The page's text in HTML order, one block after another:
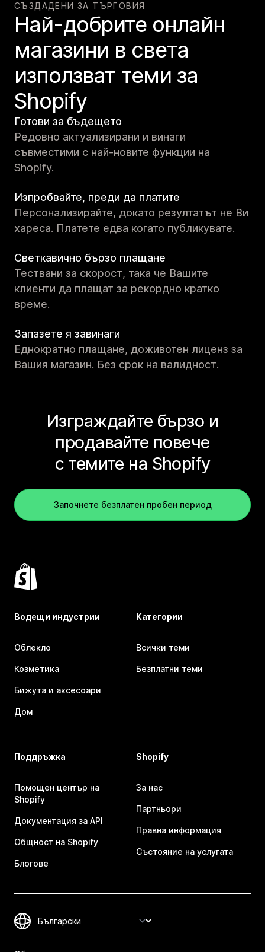
СЪЗДАДЕНИ ЗА ТЪРГОВИЯ
Най-добрите онлайн
магазини в света
използват теми за
Shopify
Готови за бъдещето
Редовно актуализирани и винаги
съвместими с най-новите функции на
Shopify.
Изпробвайте, преди да платите
Персонализирайте, докато резултатът не Ви
хареса. Платете едва когато публикувате.
Светкавично бързо плащане
Тествани за скорост, така че Вашите
клиенти да плащат за рекордно кратко
време.
Запазете я завинаги
Еднократно плащане, доживотен лиценз за
Вашия магазин. Без срок на валидност.
Изграждайте бързо и
продавайте повече
с темите на Shopify
Започнете безплатен пробен период
Водещи индустрии
Облекло
Козметика
Бижута и аксесоари
Дом
Категории
Всички теми
Безплатни теми
Поддръжка
Помощен център на
Shopify
Документация за API
Общност на Shopify
Блогове
Shopify
За нас
Партньори
Правна информация
Състояние на услугата